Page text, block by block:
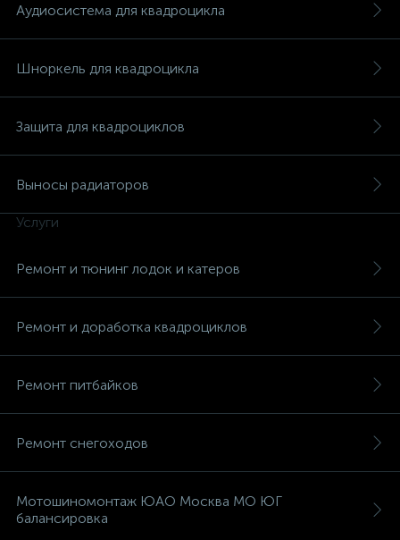
Аудиосистема для квадроцикла
Шноркель для квадроцикла
Защита для квадроциклов
Выносы радиаторов
Услуги
Ремонт и тюнинг лодок и катеров
Ремонт и доработка квадроциклов
Ремонт питбайков
Ремонт снегоходов
Мотошиномонтаж ЮАО Москва МО ЮГ
балансировка